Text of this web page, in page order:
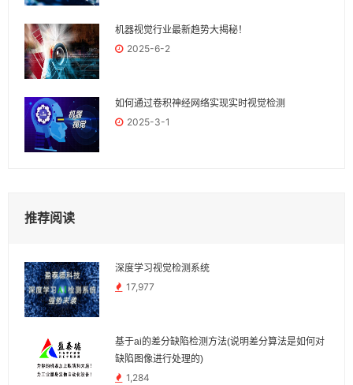
机器视觉行业最新趋势大揭秘！
2025-6-2
如何通过卷积神经网络实现实时视觉检测
2025-3-1
推荐阅读
深度学习视觉检测系统
17,977
基于ai的差分缺陷检测方法(说明差分算法是如何对
缺陷图像进行处理的)
1,284